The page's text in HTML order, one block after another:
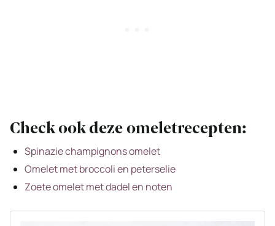
Check ook deze omeletrecepten:
Spinazie champignons omelet
Omelet met broccoli en peterselie
Zoete omelet met dadel en noten